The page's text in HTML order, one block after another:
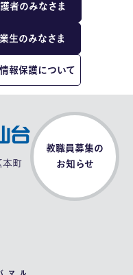
者のみなさま
生のみなさま
報保護について
本町
マル
教職員募集の
お知らせ